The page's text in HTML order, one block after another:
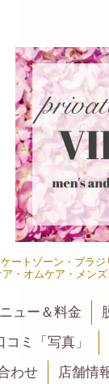
ートゾーン・ブラ
・オムケア・メン
ュー＆料金
コミ「写真」
わせ 店舗情